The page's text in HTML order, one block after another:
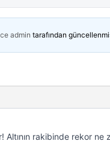
admin tarafından
rakibinde rekor ne